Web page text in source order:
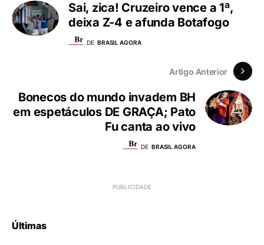
Sai, zica! Cruzeiro vence a 1ª,
deixa Z-4 e afunda Botafogo
DE BRASIL AGORA
Artigo Anterior
Bonecos do mundo invadem BH
em espetáculos DE GRAÇA; Pato
Fu canta ao vivo
DE BRASIL AGORA
Últimas